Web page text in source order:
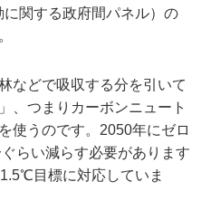
に関する政府間パネル）の
などで吸収する分を引いて
、つまりカーボンニュート
使うのです。2050年にゼロ
らい減らす必要があります
目標に対応していま